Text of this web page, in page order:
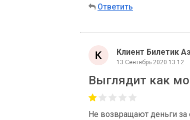
Ответить
Клиент Билетик
13 Сентябрь 2020 13:12
Выглядит как
Не возвращают деньги